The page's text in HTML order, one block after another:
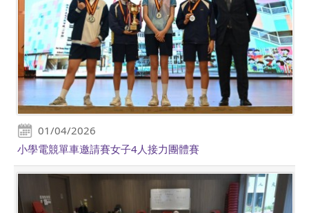
01/04/2026
小學電競單車邀請賽女子4人接力團體賽